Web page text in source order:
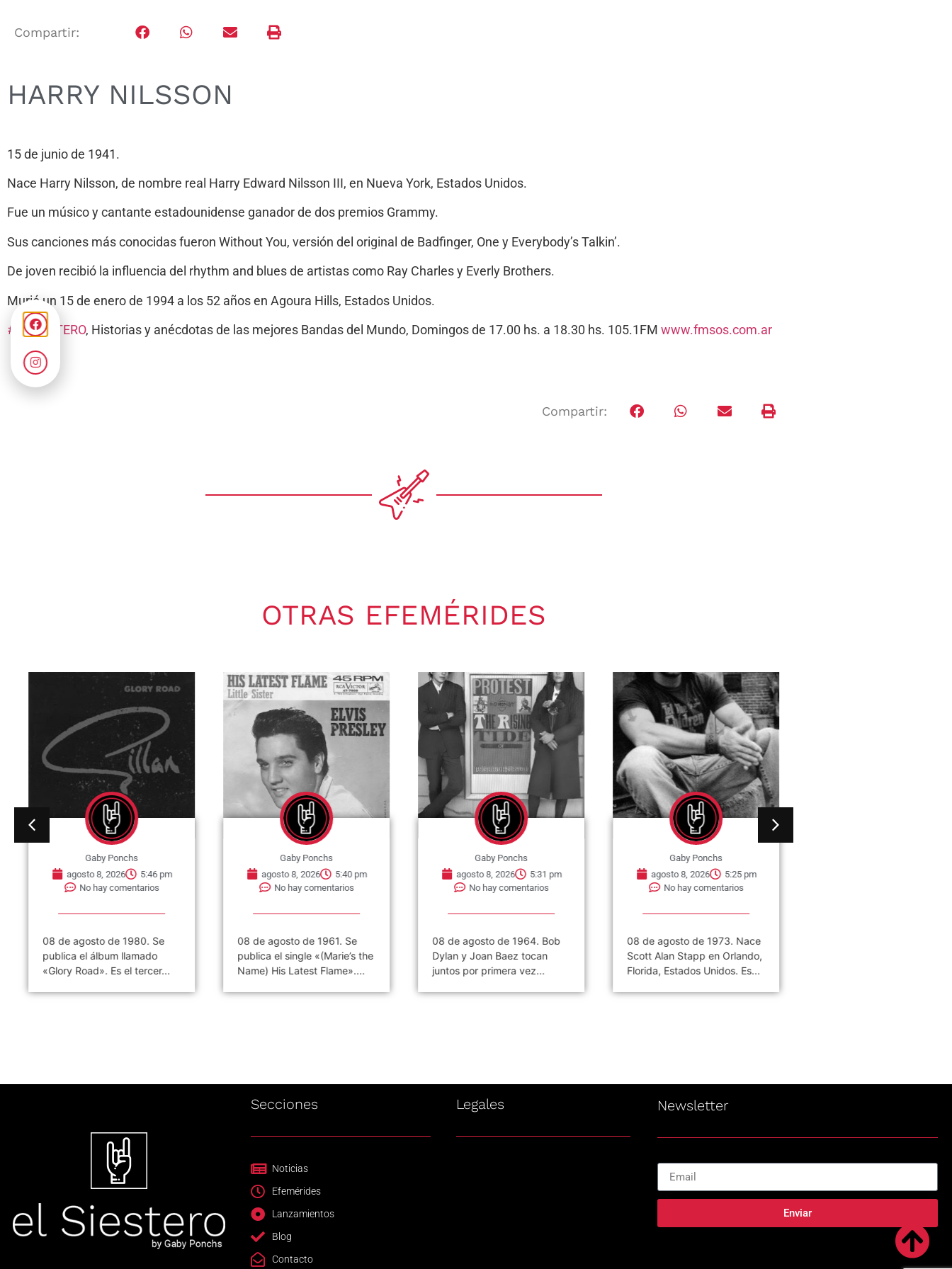
Compartir:
HARRY NILSSON
15 de junio de 1941.
Nace Harry Nilsson, de nombre real Harry Edward Nilsson III, en Nueva York, Estados Unidos.
Fue un músico y cantante estadounidense ganador de dos premios Grammy.
Sus canciones más conocidas fueron Without You, versión del original de Badfinger, One y Everybody’s Talkin’.
De joven recibió la influencia del rhythm and blues de artistas como Ray Charles y Everly Brothers.
Murió un 15 de enero de 1994 a los 52 años en Agoura Hills, Estados Unidos.
#ELSIESTERO, Historias y anécdotas de las mejores Bandas del Mundo, Domingos de 17.00 hs. a 18.30 hs. 105.1FM www.fmsos.com.ar
Compartir:
OTRAS EFEMÉRIDES
Gaby Ponchs
agosto 8, 2026
5:46 pm
No hay comentarios
08 de agosto de 1980. Se
publica el álbum llamado
«Glory Road». Es el tercer...
Gaby Ponchs
agosto 8, 2026
5:40 pm
No hay comentarios
08 de agosto de 1961. Se
publica el single «(Marie’s the
Name) His Latest Flame»....
Gaby Ponchs
agosto 8, 2026
5:31 pm
No hay comentarios
08 de agosto de 1964. Bob
Dylan y Joan Baez tocan
juntos por primera vez...
Gaby Ponchs
agosto 8, 2026
5:25 pm
No hay comentarios
08 de agosto de 1973. Nace
Scott Alan Stapp en Orlando,
Florida, Estados Unidos. Es...
Secciones
Noticias
Efemérides
Lanzamientos
Blog
Contacto
Legales Newsletter
Enviar